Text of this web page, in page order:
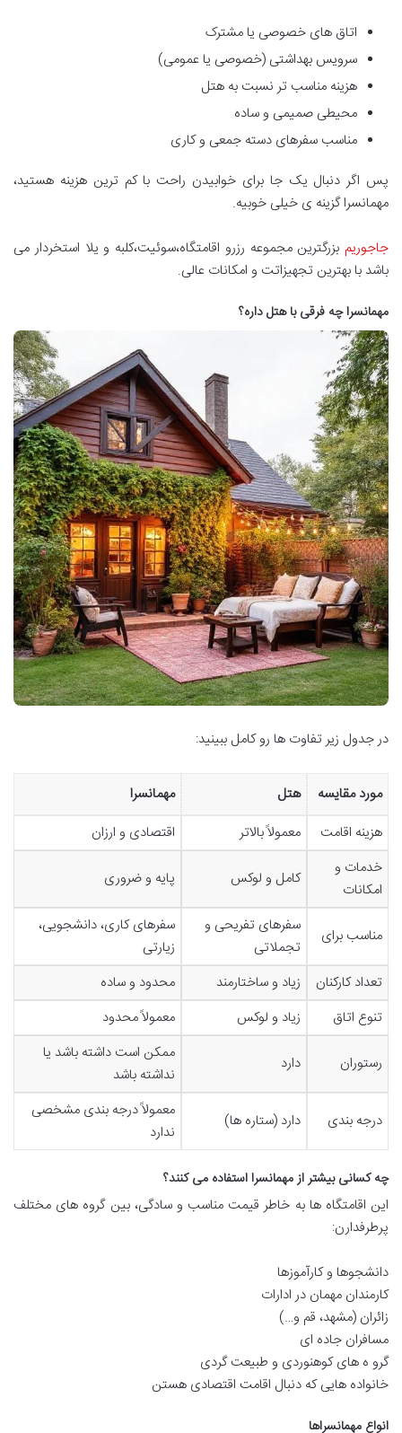
اتاق های خصوصی یا مشترک
سرویس بهداشتی (خصوصی یا عمومی)
هزینه مناسب تر نسبت به هتل
محیطی صمیمی و ساده
مناسب سفرهای دسته جمعی و کاری
پس اگر دنبال یک جا برای خوابیدن راحت با کم ترین هزینه هستید،
مهمانسرا گزینه ی خیلی خوبیه.
جاجوریم بزرگترین مجموعه رزرو اقامتگاه،سوئیت،کلبه و یلا استخردار می
باشد با بهترین تجهیزاتت و امکانات عالی.
مهمانسرا چه فرقی با هتل داره؟
در جدول زیر تفاوت ها رو کامل ببینید:
مورد مقایسه هتل
مهمانسرا
هزینه اقامت
معمولاً بالاتر
اقتصادی و ارزان
خدمات و
امکانات
کامل و لوکس پایه و ضروری
مناسب برای
سفرهای تفریحی و
تجملاتی
سفرهای کاری، دانشجویی،
زیارتی
تعداد کارکنان
زیاد و ساختارمند
محدود و ساده
تنوع اتاق
زیاد و لوکس معمولاً محدود
رستوران دارد
ممکن است داشته باشد یا
نداشته باشد
درجه بندی دارد (ستاره ها)
معمولاً درجه بندی مشخصی
ندارد
چه کسانی بیشتر از مهمانسرا استفاده می کنند؟
این اقامتگاه ها به خاطر قیمت مناسب و سادگی، بین گروه های مختلف
پرطرفدارن:
دانشجوها و کارآموزها
کارمندان مهمان در ادارات
زائران (مشهد، قم و…)
مسافران جاده ای
گرو ه های کوهنوردی و طبیعت گردی
خانواده هایی که دنبال اقامت اقتصادی هستن
انواع مهمانسراها